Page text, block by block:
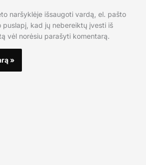
naršyklėje išsaugoti vardą, el. pašto
puslapį, kad jų nebereiktų įvesti iš
vėl norėsiu parašyti komentarą.